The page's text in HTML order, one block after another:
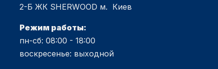
2-Б ЖК SHERWOOD м. Киев
Режим работы:
пн-сб: 08:00 - 18:00
воскресенье: выходной